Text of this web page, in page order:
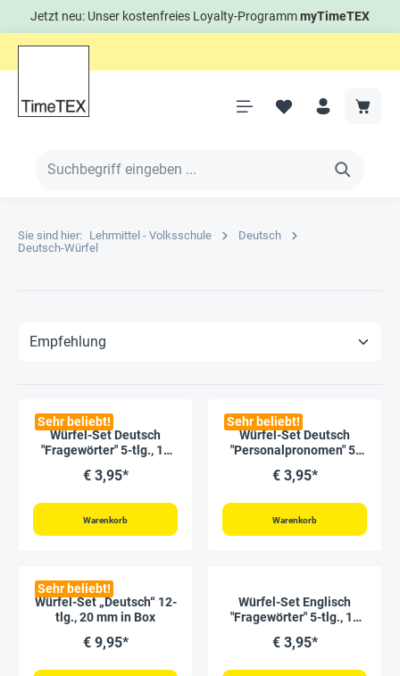
Jetzt neu: Unser kostenfreies Loyalty-ProgrammmyTimeTEX
Sie sind hier: Lehrmittel - Volksschule
Deutsch
Deutsch-Würfel
Sehr beliebt!
Würfel-Set Deutsch
"Fragewörter" 5-tlg., 16
€ 3,95*
Warenkorb
Sehr beliebt!
Würfel-Set Deutsch
"Personalpronomen" 5-
€ 3,95*
Warenkorb
Sehr beliebt!
Würfel-Set „Deutsch“ 12-
tlg., 20 mm in Box
€ 9,95*
Würfel-Set Englisch
"Fragewörter" 5-tlg., 16
€ 3,95*